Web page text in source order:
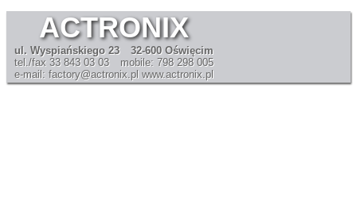
ACTRONIX
ul. Wyspiańskiego 23
tel./fax 33 843 03 03
e-mail: factory@actronix.pl
32-600 Oświęcim
mobile: 798 298 005
www.actronix.pl